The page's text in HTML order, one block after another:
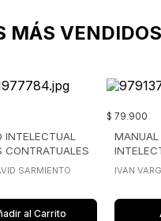
MÁS VENDIDOS
INTELECTUAL
CONTRATUALES
SARMIENTO
al Carrito
$ 79 900
MANUAL
IVAN